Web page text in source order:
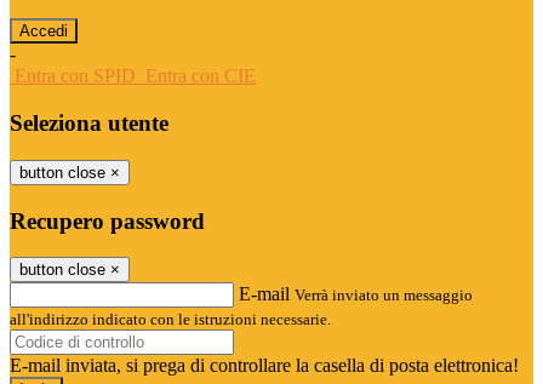
-
Entra con SPID Entra con CIE
Seleziona utente
button close ×
Recupero password
button close ×
E-mail Verrà inviato un messaggio
all'indirizzo indicato con le istruzioni necessarie.
E-mail inviata, si prega di controllare la casella di posta elettronica!